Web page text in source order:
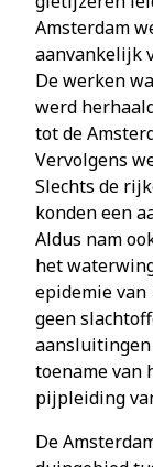
Amsterdam
aanvankelijk
De werken
werd
tot de
Vervolgens
Slechts de
konden een
Aldus nam
het
epidemie
geen
aansluitingen
toename van
pijpleiding
De